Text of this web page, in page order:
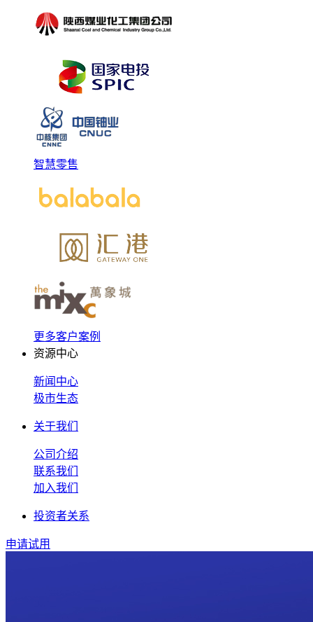
智慧零售
更多客户案例
资源中心
新闻中心
极市生态
关于我们
公司介绍
联系我们
加入我们
投资者关系
申请试用